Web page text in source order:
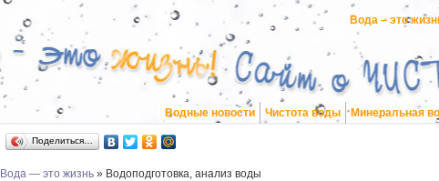
Вода – это
Водные новости Чистота воды Минеральная
Поделиться…
Вода — это жизнь » Водоподготовка, анализ воды